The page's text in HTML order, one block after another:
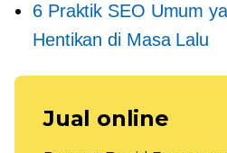
6 Praktik SEO Umum
Hentikan di Masa Lalu
Jual online